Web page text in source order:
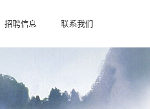
招聘信息 联系我们